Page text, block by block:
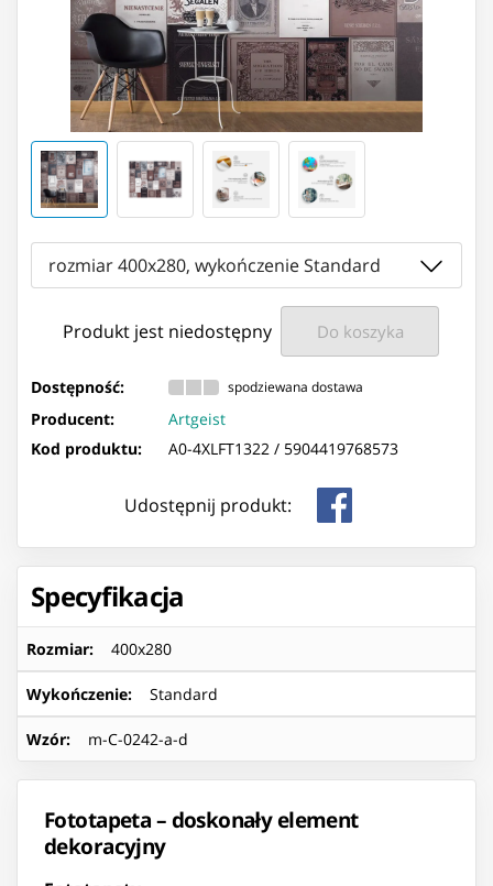
rozmiar 400x280, wykończenie Standard
Produkt jest niedostępny Do koszyka
Dostępność: spodziewana dostawa
Producent:
Artgeist
Kod produktu:
A0-4XLFT1322 / 5904419768573
Udostępnij produkt:
Specyfikacja
Rozmiar: 400x280
Wykończenie: Standard
Wzór: m-C-0242-a-d
Fototapeta – doskonały element
dekoracyjny